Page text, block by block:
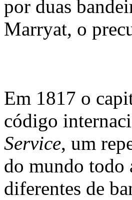
por duas
Marryat, o
Em 1817 o
código
Service, um
do mundo todo
diferentes de